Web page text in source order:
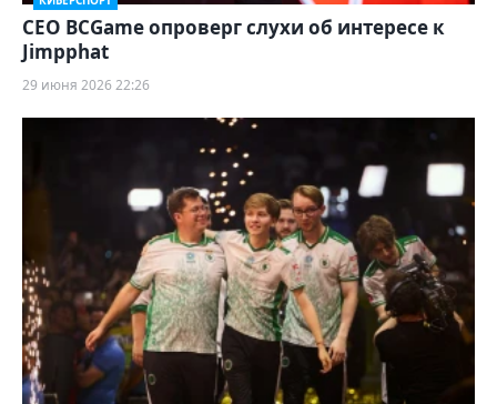
CEO BCGame опроверг слухи об интересе к
Jimpphat
29 июня 2026 22:26